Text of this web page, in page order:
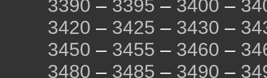
3390 – 3395 – 3400 –
3420 – 3425 – 3430 –
3450 – 3455 – 3460 –
3480 – 3485 – 3490 –